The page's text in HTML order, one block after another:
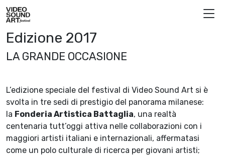
Vai al contenuto
Video Sound Art
Edizione 2017
LA GRANDE OCCASIONE
L’edizione speciale del festival di Video Sound Art si è
svolta in tre sedi di prestigio del panorama milanese:
la Fonderia Artistica Battaglia, una realtà
centenaria tutt’oggi attiva nelle collaborazioni con i
maggiori artisti italiani e internazionali, affermatasi
come un polo culturale di ricerca per giovani artisti;